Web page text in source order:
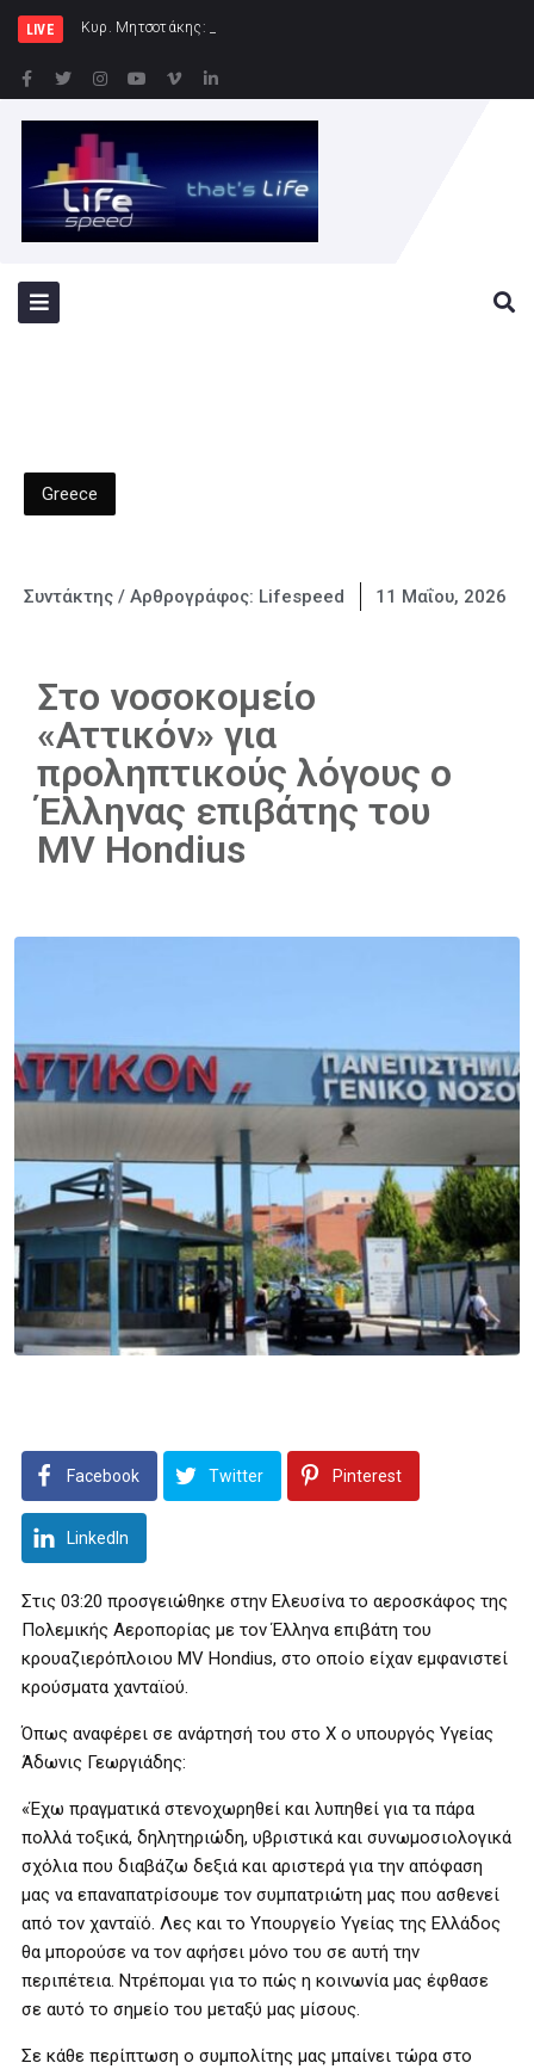
LIVE Κυρ. Μητσοτάκης: Η χώρα δεν μπορεί να εί
Greece
Συντάκτης / Αρθρογράφος: Lifespeed 11 Μαΐου, 2026
Στο νοσοκομείο
«Αττικόν» για
προληπτικούς λόγους ο
Έλληνας επιβάτης του
MV Hondius
Facebook Twitter Pinterest
LinkedIn
Στις 03:20 προσγειώθηκε στην Ελευσίνα το αεροσκάφος της
Πολεμικής Αεροπορίας με τον Έλληνα επιβάτη του
κρουαζιερόπλοιου MV Hondius, στο οποίο είχαν εμφανιστεί
κρούσματα χανταϊού.
Όπως αναφέρει σε ανάρτησή του στο Χ ο υπουργός Υγείας
Άδωνις Γεωργιάδης:
«Έχω πραγματικά στενοχωρηθεί και λυπηθεί για τα πάρα
πολλά τοξικά, δηλητηριώδη, υβριστικά και συνωμοσιολογικά
σχόλια που διαβάζω δεξιά και αριστερά για την απόφαση
μας να επαναπατρίσουμε τον συμπατριώτη μας που ασθενεί
από τον χανταϊό. Λες και το Υπουργείο Υγείας της Ελλάδος
θα μπορούσε να τον αφήσει μόνο του σε αυτή την
περιπέτεια. Ντρέπομαι για το πώς η κοινωνία μας έφθασε
σε αυτό το σημείο του μεταξύ μας μίσους.
Σε κάθε περίπτωση ο συμπολίτης μας μπαίνει τώρα στο